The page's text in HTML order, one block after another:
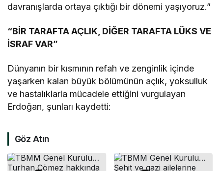
davranışlarda ortaya çıktığı bir dönemi yaşıyoruz.”
“BİR TARAFTA AÇLIK, DİĞER TARAFTA LÜKS VE
İSRAF VAR”
Dünyanın bir kısmının refah ve zenginlik içinde
yaşarken kalan büyük bölümünün açlık, yoksulluk
ve hastalıklarla mücadele ettiğini vurgulayan
Erdoğan, şunları kaydetti:
Göz Atın